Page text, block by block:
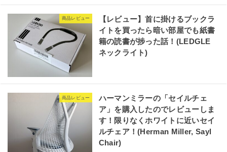
商品レビュー
【レビュー】首に掛けるブックラ
イトを買ったら暗い部屋でも紙書
籍の読書が捗った話！(LEDGLE
ネックライト)
商品レビュー
ハーマンミラーの「セイルチェ
ア」を購入したのでレビューしま
す！限りなくホワイトに近いセイ
ルチェア！(Herman Miller, Sayl
Chair)